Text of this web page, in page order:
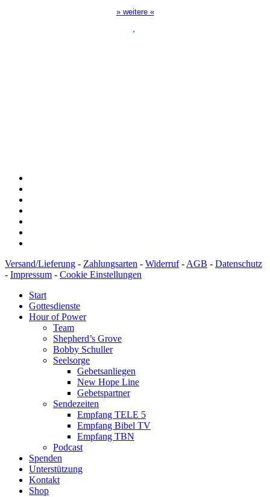
» weitere «
Versand/Lieferung - Zahlungsarten - Widerruf- AGB - Datenschutz
- Impressum - Cookie Einstellungen
Start
Gottesdienste
Hour of Power
Team
Shepherd’s Grove
Bobby Schuller
Seelsorge
Gebetsanliegen
New Hope Line
Gebetspartner
Sendezeiten
Empfang TELE 5
Empfang Bibel TV
Empfang TBN
Podcast
Spenden
Unterstützung
Kontakt
Shop